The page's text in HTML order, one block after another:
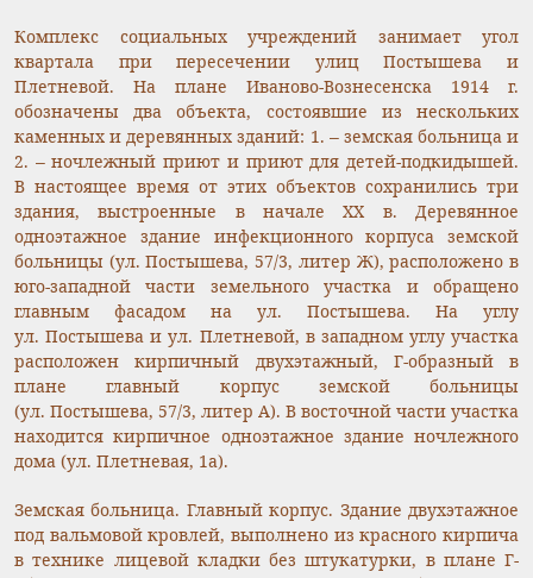
Комплекс социальных учреждений занимает угол
квартала при пересечении улиц Постышева и
Плетневой. На плане Иваново-Вознесенска 1914 г.
обозначены два объекта, состоявшие из нескольких
каменных и деревянных зданий: 1. – земская больница и
2. – ночлежный приют и приют для детей-подкидышей.
В настоящее время от этих объектов сохранились три
здания, выстроенные в начале XX в. Деревянное
одноэтажное здание инфекционного корпуса земской
больницы (ул. Постышева, 57/3, литер Ж), расположено в
юго-западной части земельного участка и обращено
главным фасадом на ул. Постышева. На углу
ул. Постышева и ул. Плетневой, в западном углу участка
расположен кирпичный двухэтажный, Г-образный в
плане главный корпус земской больницы
(ул. Постышева, 57/3, литер А). В восточной части участка
находится кирпичное одноэтажное здание ночлежного
дома (ул. Плетневая, 1а).
Земская больница. Главный корпус. Здание двухэтажное
под вальмовой кровлей, выполнено из красного кирпича
в технике лицевой кладки без штукатурки, в плане Г-